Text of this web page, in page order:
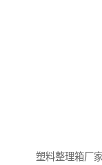
塑料整理箱厂